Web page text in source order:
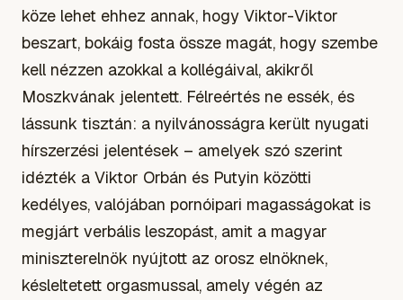
köze lehet ehhez annak, hogy Viktor-Viktor
beszart, bokáig fosta össze magát, hogy szembe
kell nézzen azokkal a kollégáival, akikről
Moszkvának jelentett. Félreértés ne essék, és
lássunk tisztán: a nyilvánosságra került nyugati
hírszerzési jelentések – amelyek szó szerint
idézték a Viktor Orbán és Putyin közötti
kedélyes, valójában pornóipari magasságokat is
megjárt verbális leszopást, amit a magyar
miniszterelnök nyújtott az orosz elnöknek,
késleltetett orgasmussal, amely végén az